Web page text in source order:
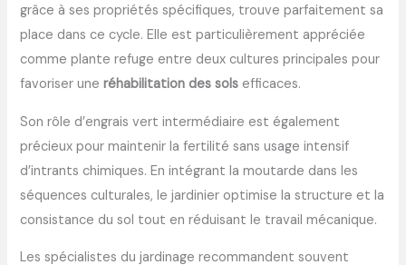
grâce à ses propriétés spécifiques, trouve parfaitement sa
place dans ce cycle. Elle est particulièrement appréciée
comme plante refuge entre deux cultures principales pour
favoriser uneréhabilitation des sols efficaces.
Son rôle d’engrais vert intermédiaire est également
précieux pour maintenir la fertilité sans usage intensif
d’intrants chimiques. En intégrant la moutarde dans les
séquences culturales, le jardinier optimise la structure et la
consistance du sol tout en réduisant le travail mécanique.
Les spécialistes du jardinage recommandent souvent